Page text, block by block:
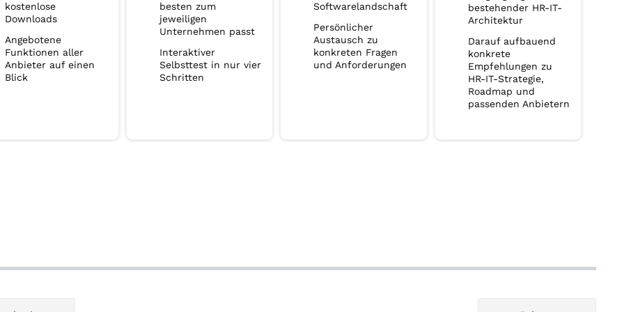
kostenlose
Downloads
Angebotene
Funktionen aller
Anbieter auf einen
Blick
besten zum
jeweiligen
Unternehmen passt
Interaktiver
Selbsttest in nur vier
Schritten
Softwarelandschaft
Persönlicher
Austausch zu
konkreten Fragen
und Anforderungen
bestehender HR-IT-
Architektur
Darauf aufbauend
konkrete
Empfehlungen zu
HR-IT-Strategie,
Roadmap und
passenden Anbietern